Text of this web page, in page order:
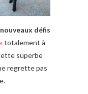
défis
totalement à
superbe
regrette pas